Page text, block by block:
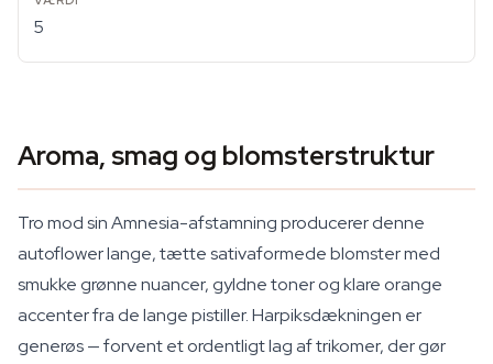
5
Aroma, smag og blomsterstruktur
Tro mod sin Amnesia-afstamning producerer denne
autoflower lange, tætte sativaformede blomster med
smukke grønne nuancer, gyldne toner og klare orange
accenter fra de lange pistiller. Harpiksdækningen er
generøs — forvent et ordentligt lag af trikomer, der gør